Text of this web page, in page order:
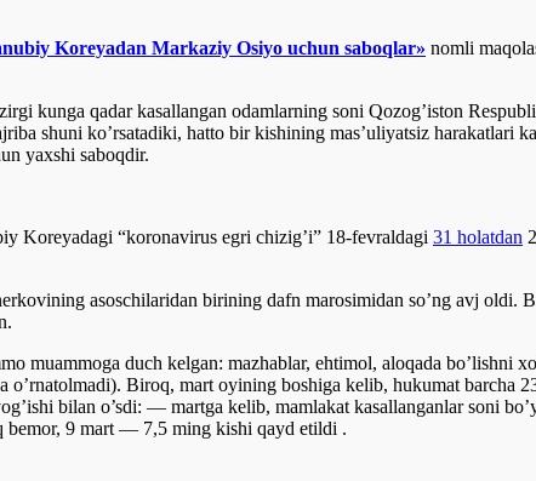
Koreyadan Markaziy Osiyo uchun saboqlar» nomli
kunga qadar kasallangan odamlarning soni Qozog’iston
shuni ko’rsatadiki, hatto bir kishining mas’uliyatsiz harakatlari
yaxshi saboqdir.
Koreyadagi “koronavirus egri chizig’i” 18-fevraldagi 31 holatdan
asoschilaridan birining dafn marosimidan so’ng avj
muammoga duch kelgan: mazhablar, ehtimol, aloqada bo’lishni
Biroq, mart oyining boshiga kelib, hukumat barcha
bilan o’sdi: — martga kelib, mamlakat kasallanganlar soni
bemor, 9 mart — 7,5 ming kishi qayd etildi .